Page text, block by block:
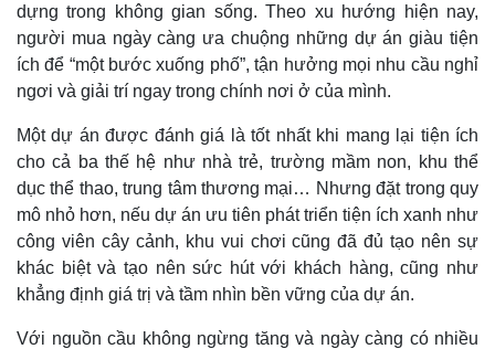
dựng trong không gian sống. Theo xu hướng hiện nay,
người mua ngày càng ưa chuộng những dự án giàu tiện
ích để “một bước xuống phố”, tận hưởng mọi nhu cầu nghỉ
ngơi và giải trí ngay trong chính nơi ở của mình.
Một dự án được đánh giá là tốt nhất khi mang lại tiện ích
cho cả ba thế hệ như nhà trẻ, trường mầm non, khu thể
dục thể thao, trung tâm thương mại… Nhưng đặt trong quy
mô nhỏ hơn, nếu dự án ưu tiên phát triển tiện ích xanh như
công viên cây cảnh, khu vui chơi cũng đã đủ tạo nên sự
khác biệt và tạo nên sức hút với khách hàng, cũng như
khẳng định giá trị và tầm nhìn bền vững của dự án.
Với nguồn cầu không ngừng tăng và ngày càng có nhiều